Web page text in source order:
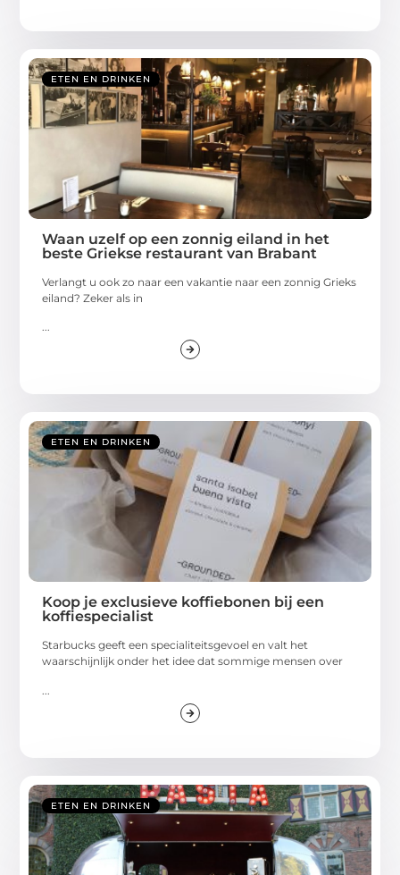
ETEN EN DRINKEN
Waan uzelf op een zonnig eiland in het
beste Griekse restaurant van Brabant
Verlangt u ook zo naar een vakantie naar een zonnig Grieks
eiland? Zeker als in
...
ETEN EN DRINKEN
Koop je exclusieve koffiebonen bij een
koffiespecialist
Starbucks geeft een specialiteitsgevoel en valt het
waarschijnlijk onder het idee dat sommige mensen over
ETEN EN DRINKEN